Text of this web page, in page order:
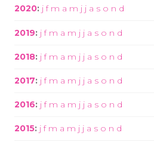
2020: j f m a m j j a s o n d
2019: j f m a m j j a s o n d
2018: j f m a m j j a s o n d
2017: j f m a m j j a s o n d
2016: j f m a m j j a s o n d
2015: j f m a m j j a s o n d